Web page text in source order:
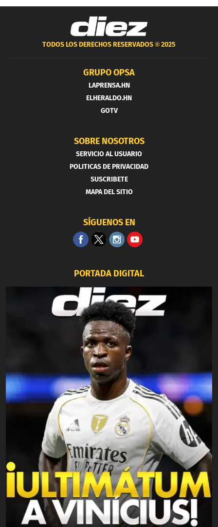
TODOS LOS DERECHOS RESERVADOS ®2025
GRUPO OPSA
LAPRENSA.HN
ELHERALDO.HN
GOTV
SOBRE NOSOTROS
SERVICIO AL USUARIO
POLITICAS DE PRIVACIDAD
SUSCRIBETE
MAPA DEL SITIO
SÍGUENOS EN
PORTADA DIGITAL